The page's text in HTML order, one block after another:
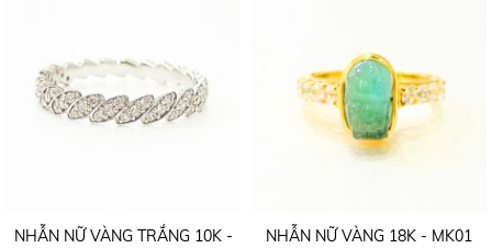
NHẪN NỮ VÀNG TRẮNG 10K -
NHẪN NỮ VÀNG 18K - MK01